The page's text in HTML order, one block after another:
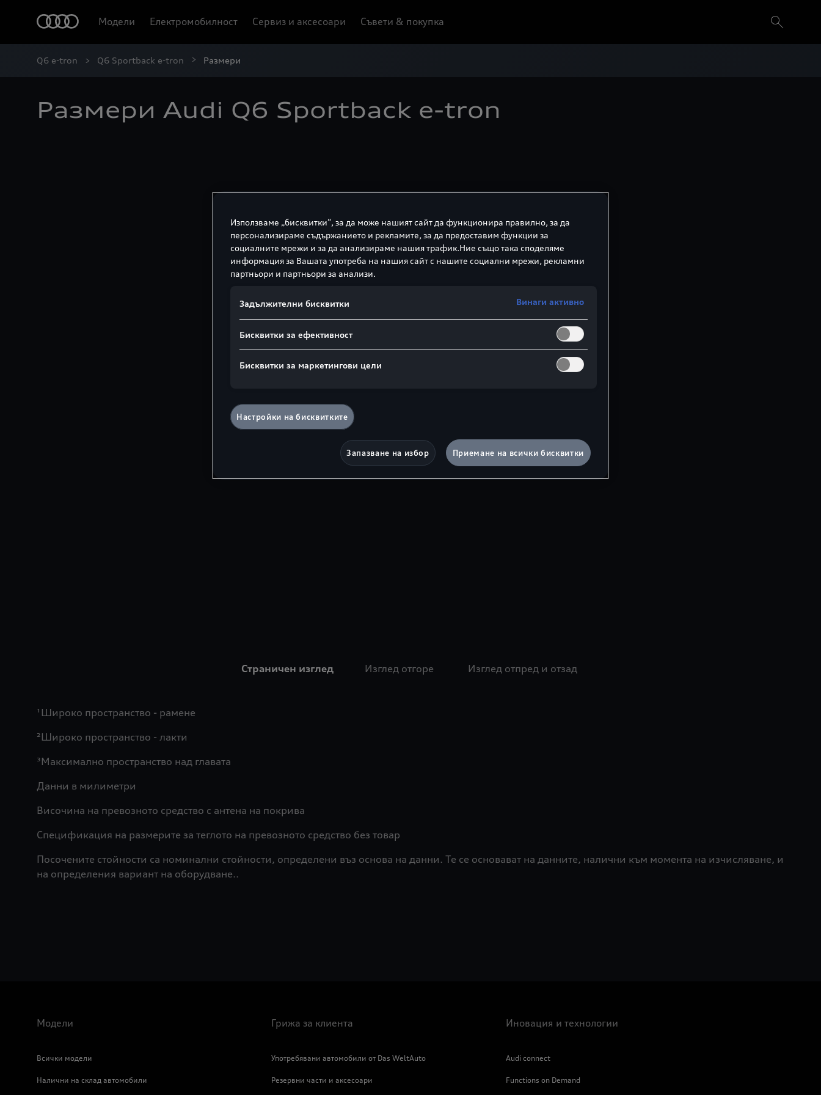
Модели Електромобилност Сервиз и аксесоари Съвети & покупка
Q6 e-tron Q6 Sportback e-tron Размери
Размери Audi Q6 Sportback e-tron
Страничен изглед Изглед отгоре Изглед отпред и отзад
¹Широко пространство - рамене
²Широко пространство - лакти
³Максимално пространство над главата
Данни в милиметри
Височина на превозното средство с антена на покрива
Спецификация на размерите за теглото на превозното средство без товар
Посочените стойности са номинални стойности, определени въз основа на данни. Те се основават на данните, налични към момента на изчисляване, и
Модели
Всички модели
Налични на склад автомобили
Грижа за клиента
Употребявани автомобили от Das WeltAuto
Резервни части и аксесоари
Иновация и технологии
Audi connect
Functions on Demand
Използваме „бисквитки“, за да може нашият сайт да функционира правилно, за да
персонализираме съдържанието и рекламите, за да предоставим функции за
социалните мрежи и за да анализираме нашия трафик.Ние също така споделяме
информация за Вашата употреба на нашия сайт с нашите социални мрежи, рекламни
партньори и партньори за анализи.
Задължителни бисквитки Винаги активно
Бисквитки за ефективност
Бисквитки за маркетингови цели
Настройки на бисквитките
Запазване на избор Приемане на всички бисквитки